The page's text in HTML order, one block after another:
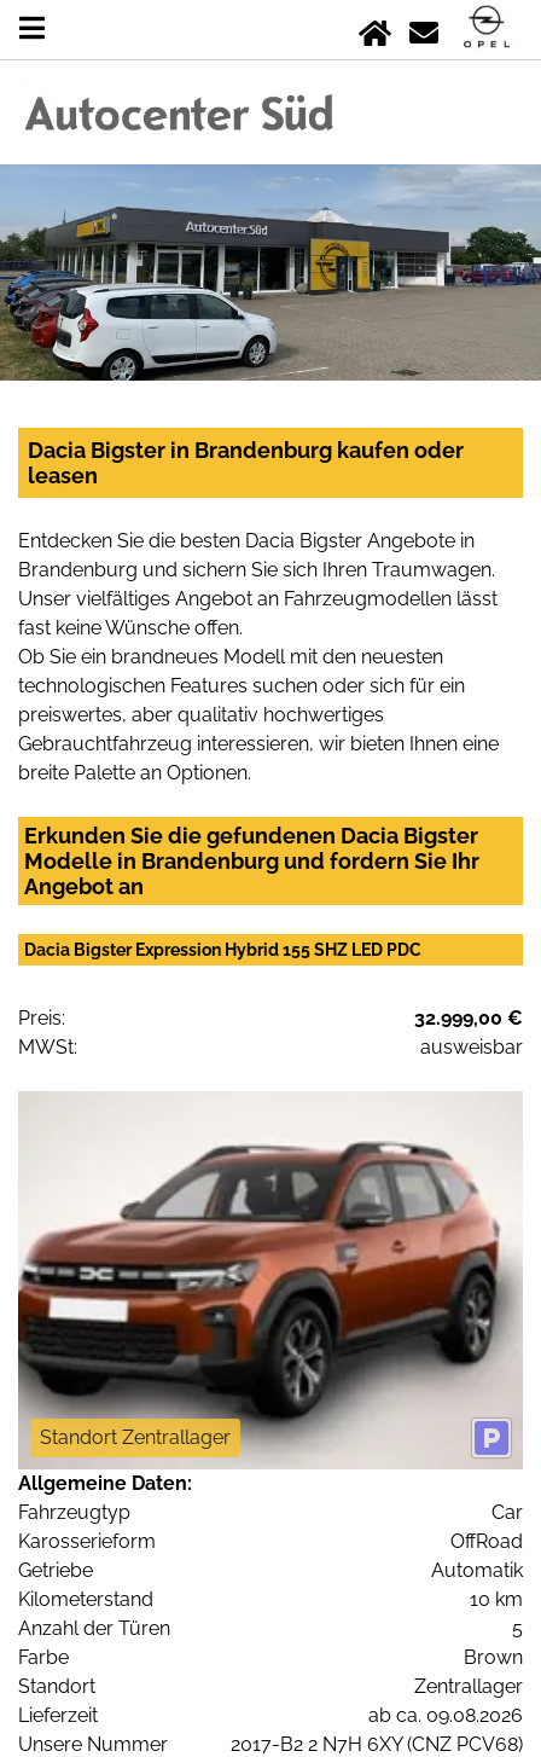
Dacia Bigster in Brandenburg kaufen oder
leasen
Entdecken Sie die besten Dacia Bigster Angebote in
Brandenburg und sichern Sie sich Ihren Traumwagen.
Unser vielfältiges Angebot an Fahrzeugmodellen lässt
fast keine Wünsche offen.
Ob Sie ein brandneues Modell mit den neuesten
technologischen Features suchen oder sich für ein
preiswertes, aber qualitativ hochwertiges
Gebrauchtfahrzeug interessieren, wir bieten Ihnen eine
breite Palette an Optionen.
Erkunden Sie die gefundenen Dacia Bigster
Modelle in Brandenburg und fordern Sie Ihr
Angebot an
Dacia Bigster Expression Hybrid 155 SHZ LED PDC
Preis:
32.999,00 €
MWSt:
ausweisbar
Standort Zentrallager
Allgemeine Daten:
Fahrzeugtyp
Car
Karosserieform
OffRoad
Getriebe
Automatik
Kilometerstand
10 km
Anzahl der Türen
5
Farbe
Brown
Standort
Zentrallager
Lieferzeit
ab ca. 09.08.2026
Unsere Nummer
2017-B2 2 N7H 6XY (CNZ PCV68)